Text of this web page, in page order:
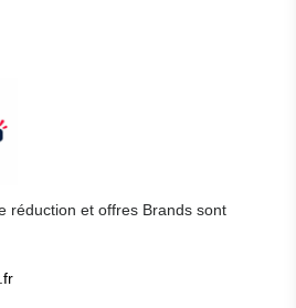
réduction et offres Brands sont